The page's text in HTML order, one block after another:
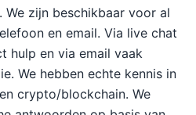
We zijn beschikbaar voor al
en email. Via live chat
hulp en via email vaak
We hebben echte kennis in
crypto/blockchain. We